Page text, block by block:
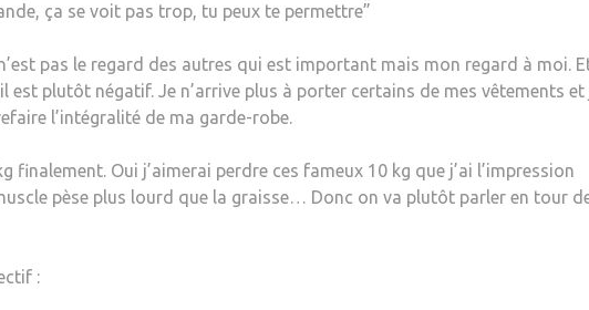
ça se voit pas trop, tu peux te permettre”
pas le regard des autres qui est important mais mon regard à moi.
est plutôt négatif. Je n’arrive plus à porter certains de mes vêtements et
l’intégralité de ma garde-robe.
finalement. Oui j’aimerai perdre ces fameux 10 kg que j’ai l’impression
pèse plus lourd que la graisse… Donc on va plutôt parler en tour
: